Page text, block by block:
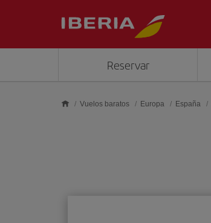
Reservar
Vuelos baratos Europa España